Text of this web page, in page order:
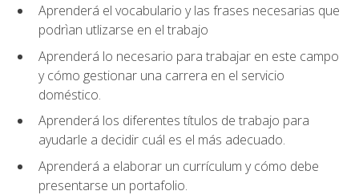
Aprenderá el vocabulario y las frases necesarias que
podrìan utlizarse en el trabajo
Aprenderá lo necesario para trabajar en este campo
y cómo gestionar una carrera en el servicio
doméstico.
Aprenderá los diferentes títulos de trabajo para
ayudarle a decidir cuál es el más adecuado.
Aprenderá a elaborar un currículum y cómo debe
presentarse un portafolio.